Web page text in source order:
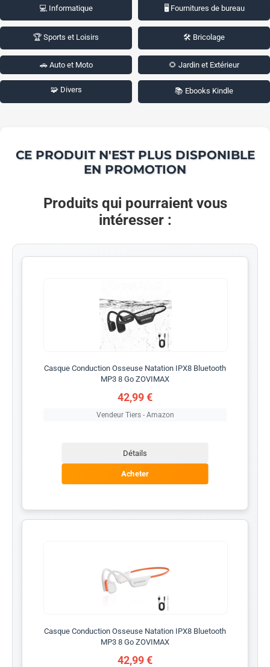
💻 Informatique 🖥️ Fournitures de bureau
🏆 Sports et Loisirs 🛠️ Bricolage
🚗 Auto et Moto 🌻 Jardin et Extérieur
🧩 Divers 📚 Ebooks Kindle
CE PRODUIT N'EST PLUS DISPONIBLE
EN PROMOTION
Produits qui pourraient vous
intéresser :
Casque Conduction Osseuse Natation IPX8 Bluetooth
MP3 8 Go ZOVIMAX
42,99 €
Vendeur Tiers - Amazon
Détails
Acheter
Casque Conduction Osseuse Natation IPX8 Bluetooth
MP3 8 Go ZOVIMAX
42,99 €